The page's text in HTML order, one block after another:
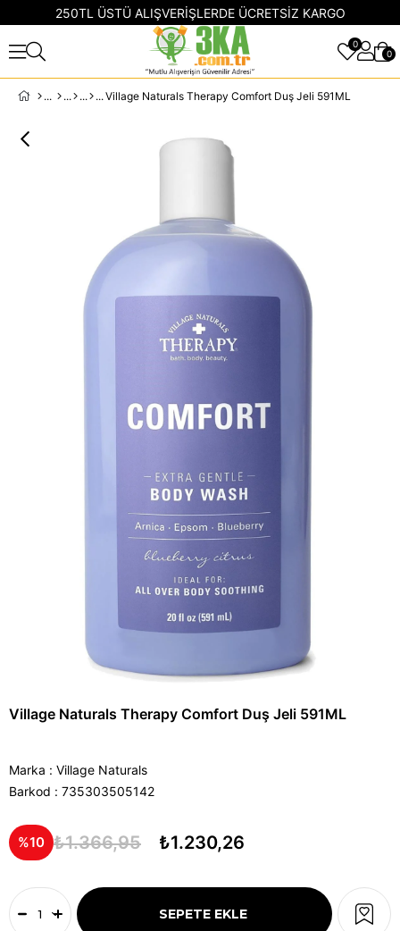
250TL ÜSTÜ ALIŞVERİŞLERDE ÜCRETSİZ KARGO
0
0
Village Naturals Therapy Comfort Duş Jeli 591ML
Village Naturals Therapy Comfort Duş Jeli 591ML
Marka : Village Naturals
Barkod : 735303505142
10 ₺1.366,95 ₺1.230,26